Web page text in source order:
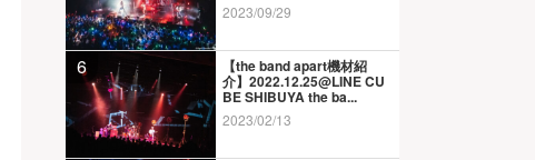
2023/09/29
6 【the band apart機材紹
介】2022.12.25@LINE CU
BE SHIBUYA the ba...
2023/02/13